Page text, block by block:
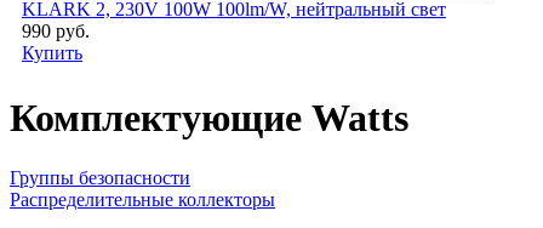
KLARK 2, 230V 100W 100lm/W, нейтральный свет
990 руб.
Купить
Комплектующие Watts
Группы безопасности
Распределительные коллекторы